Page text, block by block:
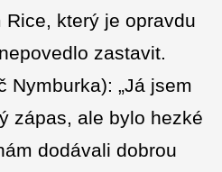
který je opravdu
zastavit.
Nymburka): „Já jsem
zápas, ale bylo hezké
dodávali dobrou